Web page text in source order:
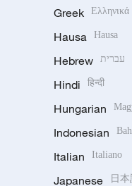
Greek Ελληνικά
Hausa Hausa
Hebrew עברית
Hindi हिन्दी
Hungarian
Indonesian
Italian Italiano
Japanese 日